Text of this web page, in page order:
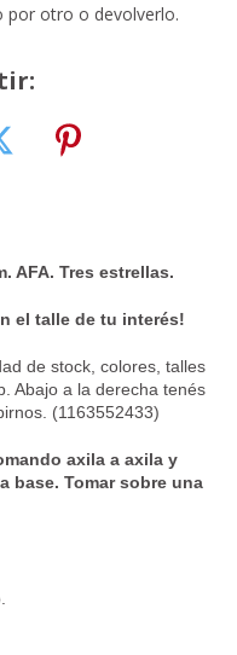
por otro o devolverlo.
AFA. Tres estrellas.
el talle de tu interés!
de stock, colores, talles
Abajo a la derecha tenés
(1163552433)
axila a axila y
base. Tomar sobre una